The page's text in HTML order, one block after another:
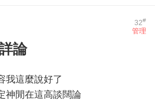
32#
管理
論
我這麼說好了
神閒在這高談闊論